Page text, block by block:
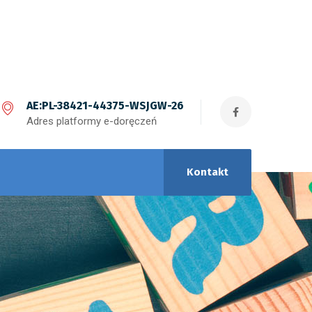
AE:PL-38421-44375-WSJGW-26
Adres platformy e-doręczeń
Kontakt